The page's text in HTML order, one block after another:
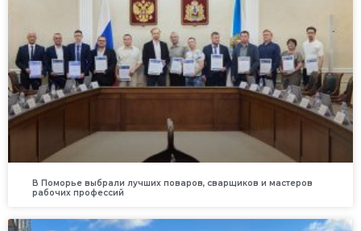
В Поморье выбрали лучших поваров, сварщиков и мастеров
рабочих профессий